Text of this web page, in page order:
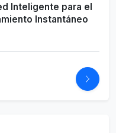
Inteligente para el
Instantáneo